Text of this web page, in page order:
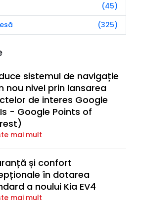
(45)
(325)
sistemul de navigație
nou nivel prin lansarea
de interes Google
- Google Points of
mai mult
și confort
în dotarea
a noului Kia EV4
mai mult